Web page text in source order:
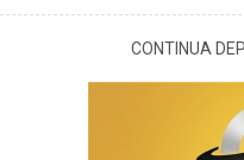
CONTINUA